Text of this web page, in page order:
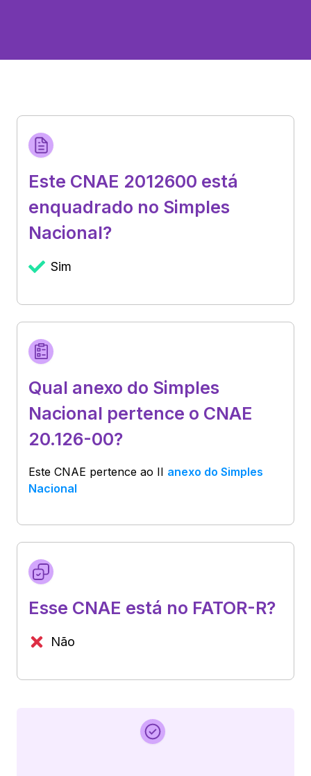
Este CNAE 2012600 está
enquadrado no Simples
Nacional?
Sim
Qual anexo do Simples
Nacional pertence o CNAE
20.126-00?
Este CNAE pertence ao II anexo do Simples
Nacional
Esse CNAE está no FATOR-R?
Não